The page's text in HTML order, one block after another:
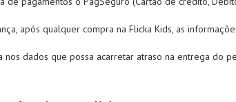
após qualquer compra na Flicka Kids, as
nos dados que possa acarretar atraso na entrega do